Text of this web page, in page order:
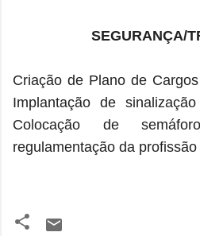
SEGURANÇA/
Criação de Plano de
Implantação de
Colocação de
regulamentação da